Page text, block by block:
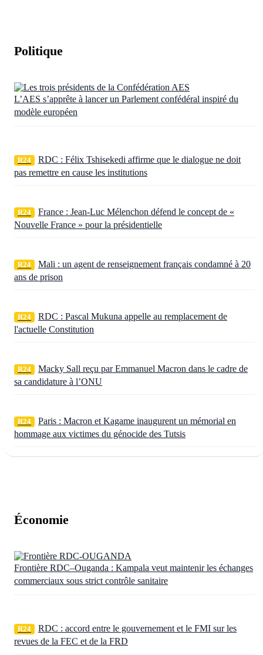
Politique
L’AES s’apprête à lancer un Parlement confédéral inspiré du
modèle européen
R24
RDC : Félix Tshisekedi affirme que le dialogue ne doit
pas remettre en cause les institutions
R24
France : Jean-Luc Mélenchon défend le concept de «
Nouvelle France » pour la présidentielle
R24
Mali : un agent de renseignement français condamné à 20
ans de prison
R24
RDC : Pascal Mukuna appelle au remplacement de
l'actuelle Constitution
R24
Macky Sall reçu par Emmanuel Macron dans le cadre de
sa candidature à l’ONU
R24
Paris : Macron et Kagame inaugurent un mémorial en
hommage aux victimes du génocide des Tutsis
Économie
Frontière RDC–Ouganda : Kampala veut maintenir les échanges
commerciaux sous strict contrôle sanitaire
R24
RDC : accord entre le gouvernement et le FMI sur les
revues de la FEC et de la FRD